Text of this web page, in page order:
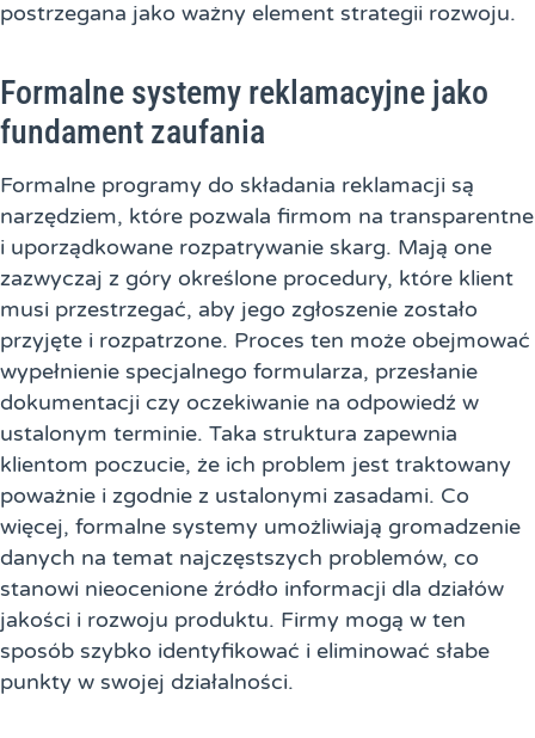
postrzegana jako ważny element strategii rozwoju.
Formalne systemy reklamacyjne jako
fundament zaufania
Formalne programy do składania reklamacji są
narzędziem, które pozwala firmom na transparentne
i uporządkowane rozpatrywanie skarg. Mają one
zazwyczaj z góry określone procedury, które klient
musi przestrzegać, aby jego zgłoszenie zostało
przyjęte i rozpatrzone. Proces ten może obejmować
wypełnienie specjalnego formularza, przesłanie
dokumentacji czy oczekiwanie na odpowiedź w
ustalonym terminie. Taka struktura zapewnia
klientom poczucie, że ich problem jest traktowany
poważnie i zgodnie z ustalonymi zasadami. Co
więcej, formalne systemy umożliwiają gromadzenie
danych na temat najczęstszych problemów, co
stanowi nieocenione źródło informacji dla działów
jakości i rozwoju produktu. Firmy mogą w ten
sposób szybko identyfikować i eliminować słabe
punkty w swojej działalności.